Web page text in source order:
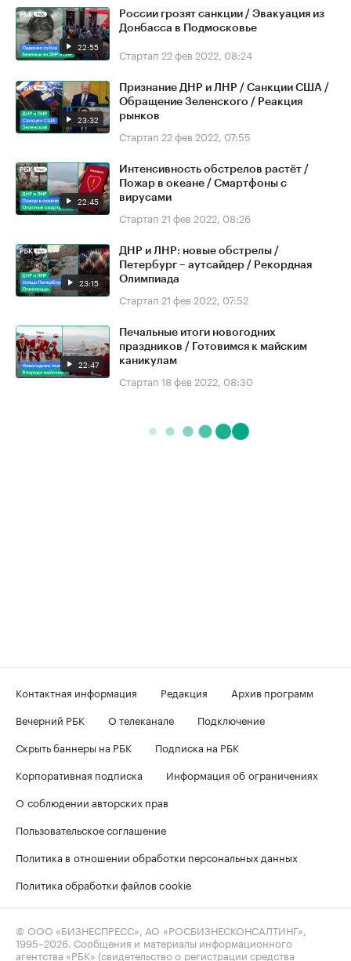
22:55
России грозят санкции / Эвакуация из
Донбасса в Подмосковье
Стартап 22 фев 2022, 08:24
23:32
Признание ДНР и ЛНР / Санкции США /
Обращение Зеленского / Реакция
рынков
Стартап 22 фев 2022, 07:55
22:45
Интенсивность обстрелов растёт /
Пожар в океане / Смартфоны с
вирусами
Стартап 21 фев 2022, 08:26
23:15
ДНР и ЛНР: новые обстрелы /
Петербург – аутсайдер / Рекордная
Олимпиада
Стартап 21 фев 2022, 07:52
22:47
Печальные итоги новогодних
праздников / Готовимся к майским
каникулам
Стартап 18 фев 2022, 08:30
Контактная информация Редакция
Архив программ
Вечерний РБК
О телеканале
Подключение
Скрыть баннеры на РБК
Подписка на РБК
Корпоративная подписка
Информация об ограничениях
О соблюдении авторских прав
Пользовательское соглашение
Политика в отношении обработки персональных данных
Политика обработки файлов cookie
© ООО «БИЗНЕСПРЕСС», АО «РОСБИЗНЕСКОНСАЛТИНГ»,
1995–2026 . Сообщения и материалы информационного
агентства «РБК» (свидетельство о регистрации средства